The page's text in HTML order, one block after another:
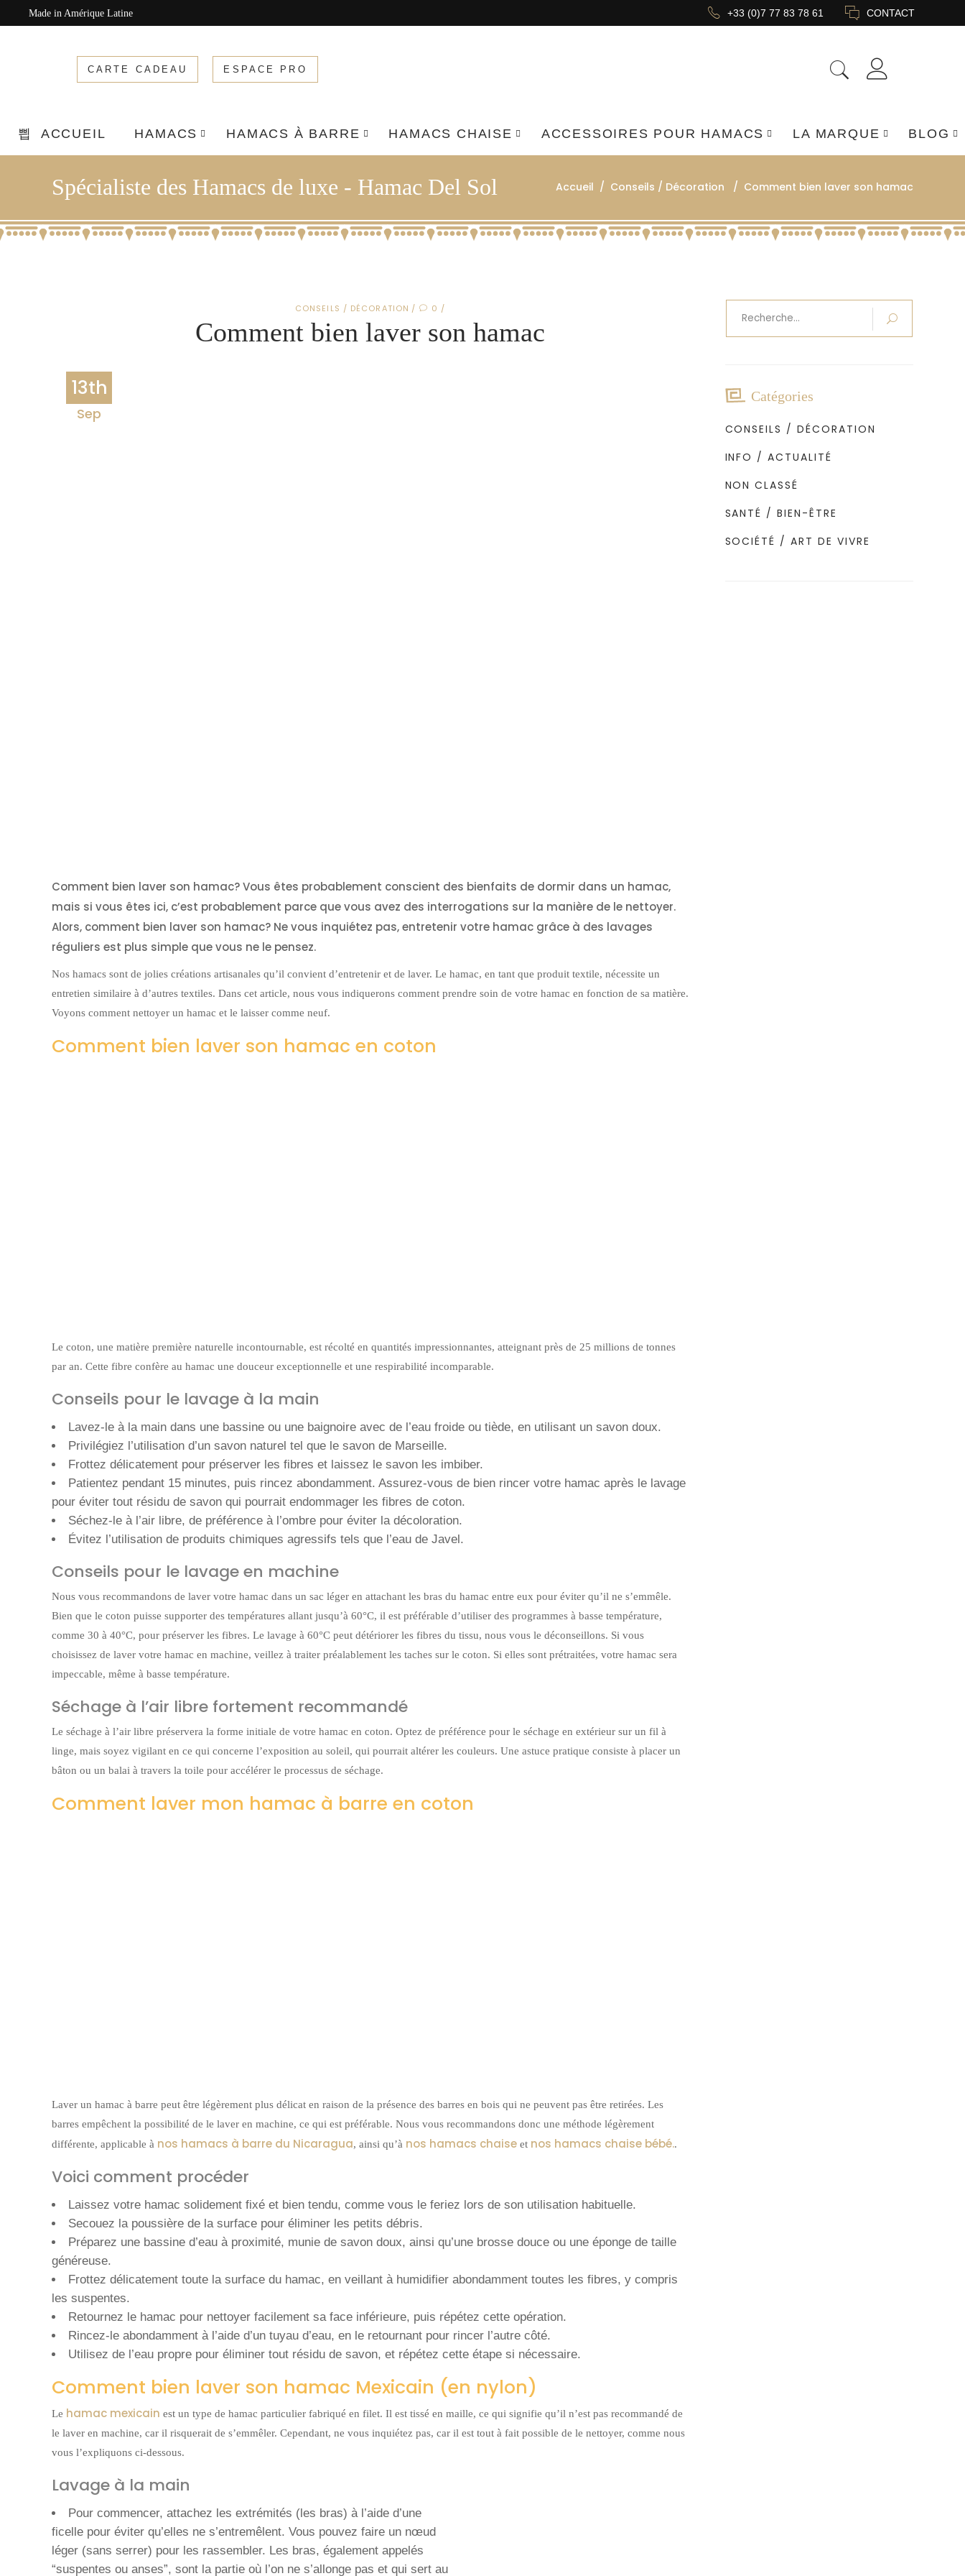
Made in Amérique Latine +33 (0)7 77 83 78 61 CONTACT
CARTE CADEAU ESPACE PRO
ACCUEIL HAMACS HAMACS À BARRE HAMACS CHAISE ACCESSOIRES POUR HAMACS LA MARQUE BLOG
Spécialiste des Hamacs de luxe - Hamac Del Sol Accueil / Conseils / Décoration / Comment bien laver son hamac
CONSEILS / DÉCORATION 0
Comment bien laver son hamac
13th
Sep
Comment bien laver son hamac? Vous êtes probablement conscient des bienfaits de dormir dans un hamac,
mais si vous êtes ici, c’est probablement parce que vous avez des interrogations sur la manière de le nettoyer.
Alors, comment bien laver son hamac? Ne vous inquiétez pas, entretenir votre hamac grâce à des lavages
réguliers est plus simple que vous ne le pensez.
Nos hamacs sont de jolies créations artisanales qu’il convient d’entretenir et de laver. Le hamac, en tant que produit textile, nécessite un
entretien similaire à d’autres textiles. Dans cet article, nous vous indiquerons comment prendre soin de votre hamac en fonction de sa matière.
Voyons comment nettoyer un hamac et le laisser comme neuf.
Comment bien laver son hamac en coton
Le coton, une matière première naturelle incontournable, est récolté en quantités impressionnantes, atteignant près de 25 millions de tonnes
par an. Cette fibre confère au hamac une douceur exceptionnelle et une respirabilité incomparable.
Conseils pour le lavage à la main
Lavez-le à la main dans une bassine ou une baignoire avec de l’eau froide ou tiède, en utilisant un savon doux.
Privilégiez l’utilisation d’un savon naturel tel que le savon de Marseille.
Frottez délicatement pour préserver les fibres et laissez le savon les imbiber.
Patientez pendant 15 minutes, puis rincez abondamment. Assurez-vous de bien rincer votre hamac après le lavage
pour éviter tout résidu de savon qui pourrait endommager les fibres de coton.
Séchez-le à l’air libre, de préférence à l’ombre pour éviter la décoloration.
Évitez l’utilisation de produits chimiques agressifs tels que l’eau de Javel.
Conseils pour le lavage en machine
Nous vous recommandons de laver votre hamac dans un sac léger en attachant les bras du hamac entre eux pour éviter qu’il ne s’emmêle.
Bien que le coton puisse supporter des températures allant jusqu’à 60°C, il est préférable d’utiliser des programmes à basse température,
comme 30 à 40°C, pour préserver les fibres. Le lavage à 60°C peut détériorer les fibres du tissu, nous vous le déconseillons. Si vous
choisissez de laver votre hamac en machine, veillez à traiter préalablement les taches sur le coton. Si elles sont prétraitées, votre hamac sera
impeccable, même à basse température.
Séchage à l’air libre fortement recommandé
Le séchage à l’air libre préservera la forme initiale de votre hamac en coton. Optez de préférence pour le séchage en extérieur sur un fil à
linge, mais soyez vigilant en ce qui concerne l’exposition au soleil, qui pourrait altérer les couleurs. Une astuce pratique consiste à placer un
bâton ou un balai à travers la toile pour accélérer le processus de séchage.
Comment laver mon hamac à barre en coton
Laver un hamac à barre peut être légèrement plus délicat en raison de la présence des barres en bois qui ne peuvent pas être retirées. Les
barres empêchent la possibilité de le laver en machine, ce qui est préférable. Nous vous recommandons donc une méthode légèrement
différente, applicable à nos hamacs à barre du Nicaragua, ainsi qu’à nos hamacs chaise et nos hamacs chaise bébé..
Voici comment procéder
Laissez votre hamac solidement fixé et bien tendu, comme vous le feriez lors de son utilisation habituelle.
Secouez la poussière de la surface pour éliminer les petits débris.
Préparez une bassine d’eau à proximité, munie de savon doux, ainsi qu’une brosse douce ou une éponge de taille
généreuse.
Frottez délicatement toute la surface du hamac, en veillant à humidifier abondamment toutes les fibres, y compris
les suspentes.
Retournez le hamac pour nettoyer facilement sa face inférieure, puis répétez cette opération.
Rincez-le abondamment à l’aide d’un tuyau d’eau, en le retournant pour rincer l’autre côté.
Utilisez de l’eau propre pour éliminer tout résidu de savon, et répétez cette étape si nécessaire.
Comment bien laver son hamac Mexicain (en nylon)
Le hamac mexicain est un type de hamac particulier fabriqué en filet. Il est tissé en maille, ce qui signifie qu’il n’est pas recommandé de
le laver en machine, car il risquerait de s’emmêler. Cependant, ne vous inquiétez pas, car il est tout à fait possible de le nettoyer, comme nous
vous l’expliquons ci-dessous.
Lavage à la main
Pour commencer, attachez les extrémités (les bras) à l’aide d’une
ficelle pour éviter qu’elles ne s’entremêlent. Vous pouvez faire un nœud
léger (sans serrer) pour les rassembler. Les bras, également appelés
“suspentes ou anses”, sont la partie où l’on ne s’allonge pas et qui sert au
pour
Catégories
CONSEILS / DÉCORATION
INFO / ACTUALITÉ
NON CLASSÉ
SANTÉ / BIEN-ÊTRE
SOCIÉTÉ / ART DE VIVRE